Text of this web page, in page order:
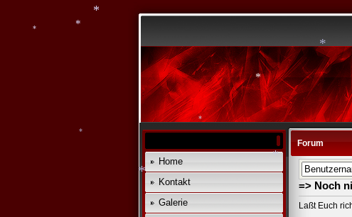
Home
Kontakt
Galerie
Forum
=> Noch
Laßt Euch
*
*
*
*
*